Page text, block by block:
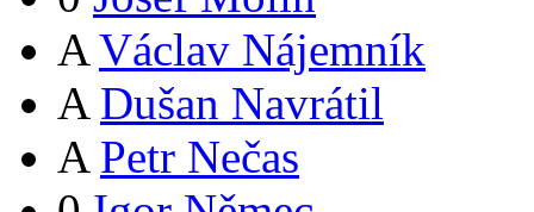
A Václav Nájemník
A Dušan Navrátil
A Petr Nečas